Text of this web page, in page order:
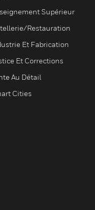
Supérieur
Restauration
Et Fabrication
Et Corrections
Au Détail
Cities